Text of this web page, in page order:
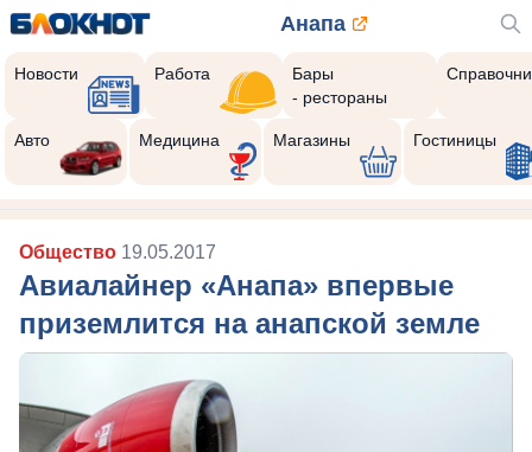
Анапа
Новости Работа
Бары
- рестораны
Авто Медицина Магазины Гостиницы
Общество 19.05.2017
Авиалайнер «Анапа» впервые
приземлится на анапской земле